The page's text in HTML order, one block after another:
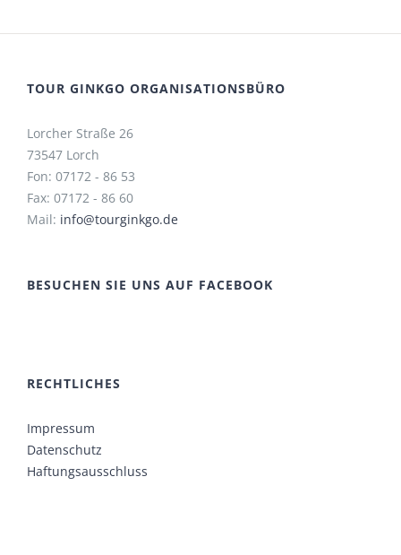
TOUR GINKGO ORGANISATIONSBÜRO
Lorcher Straße 26
73547 Lorch
Fon: 07172 - 86 53
Fax: 07172 - 86 60
Mail: info@tourginkgo.de
BESUCHEN SIE UNS AUF FACEBOOK
RECHTLICHES
Impressum
Datenschutz
Haftungsausschluss